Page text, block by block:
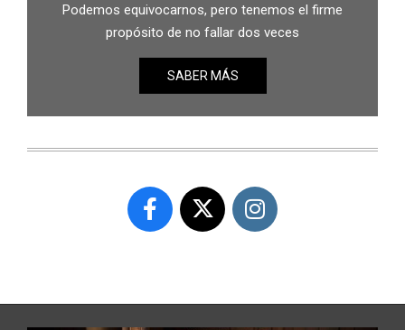
Podemos equivocarnos, pero tenemos el firme
propósito de no fallar dos veces
SABER MÁS